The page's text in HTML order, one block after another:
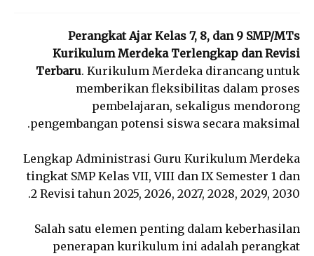
Perangkat Ajar Kelas 7, 8, dan 9 SMP/MTs
Kurikulum Merdeka Terlengkap dan Revisi
Terbaru. Kurikulum Merdeka dirancang untuk
memberikan fleksibilitas dalam proses
pembelajaran, sekaligus mendorong
pengembangan potensi siswa secara maksimal.
Lengkap Administrasi Guru Kurikulum Merdeka
tingkat SMP Kelas VII, VIII dan IX Semester 1 dan
2 Revisi tahun 2025, 2026, 2027, 2028, 2029, 2030.
Salah satu elemen penting dalam keberhasilan
penerapan kurikulum ini adalah perangkat